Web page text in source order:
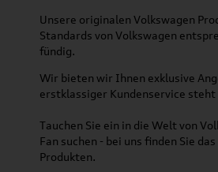
Unsere originalen Volkswagen
Standards von Volkswagen
fündig.
Wir bieten wir Ihnen exklusive
erstklassiger Kundenservice steht
Tauchen Sie ein in die Welt von
Fan suchen - bei uns finden Sie
Produkten.